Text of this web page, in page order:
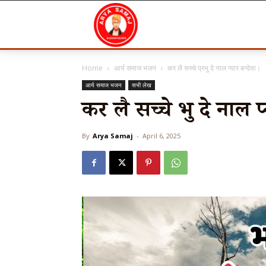
Arya
Samaj
Home आर्य समाज भजन कर लै सच्चे प्रभु दे नाल प्यार बन्देया।
आर्य समाज भजन सभी लेख
कर लै सच्चे प्रभु दे नाल
By Arya Samaj - April 6, 2025